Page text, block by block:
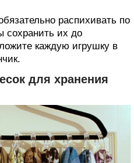
распихивать по
сохранить их до
каждую игрушку в
для хранения